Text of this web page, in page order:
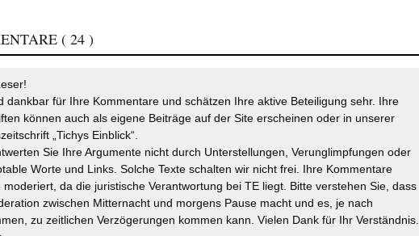
( 24 )
dankbar für Ihre Kommentare und schätzen Ihre aktive Beteiligung sehr. Ihre
können auch als eigene Beiträge auf der Site erscheinen oder in unserer
„Tichys Einblick“.
Sie Ihre Argumente nicht durch Unterstellungen, Verunglimpfungen oder
Worte und Links. Solche Texte schalten wir nicht frei. Ihre Kommentare
moderiert, da die juristische Verantwortung bei TE liegt. Bitte verstehen Sie, dass
zwischen Mitternacht und morgens Pause macht und es, je nach
zu zeitlichen Verzögerungen kommen kann. Vielen Dank für Ihr Verständnis.